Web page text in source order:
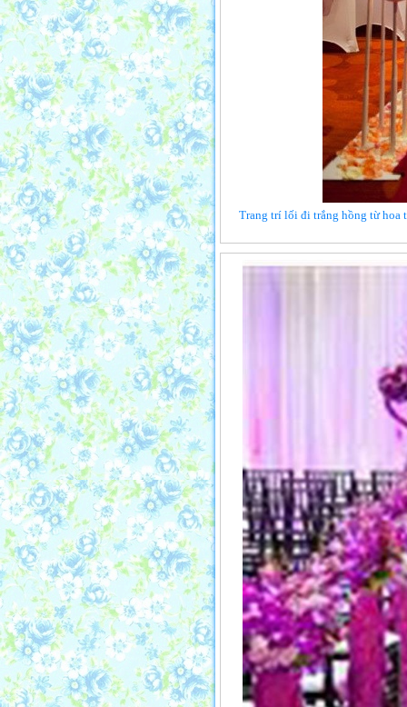
Trang trí lối đi trắng hồng từ hoa